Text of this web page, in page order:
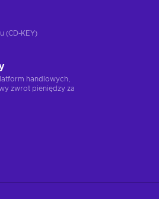
(CD-KEY)
handlowych,
zwrot pieniędzy za